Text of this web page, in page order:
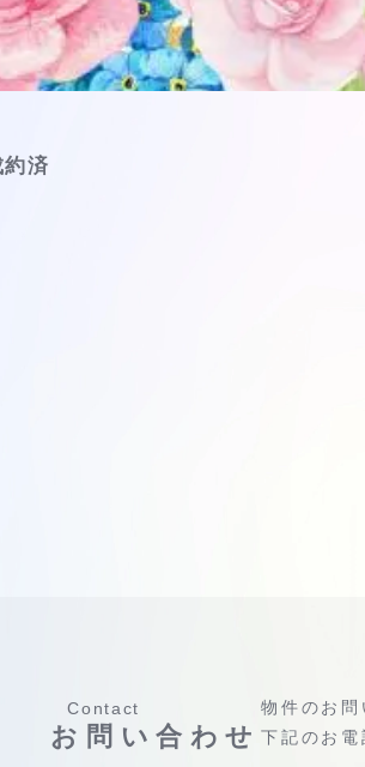
約済
Contact
お問い合わせ
物件のお問
下記のお電